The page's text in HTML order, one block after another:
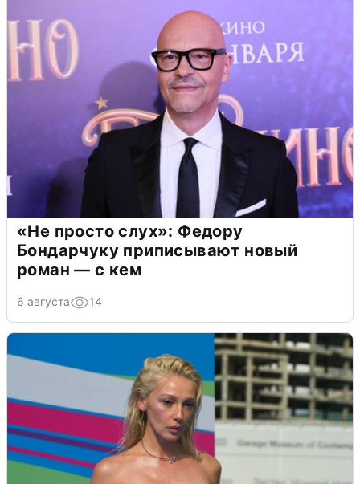
«Не просто слух»: Федору
Бондарчуку приписывают новый
роман — с кем
6 августа 14